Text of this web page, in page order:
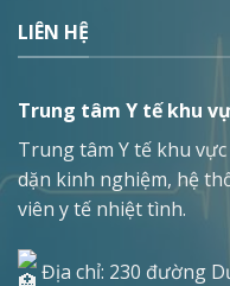
LIÊN HỆ
Trung tâm Y tế khu
Trung tâm Y tế khu
dặn kinh nghiệm, hệ
viên y tế nhiệt tình.
Địa chỉ: 230 đường